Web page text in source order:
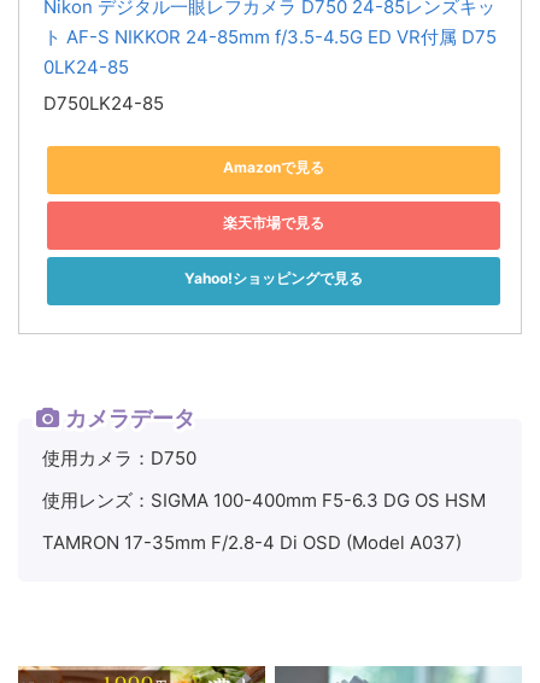
Nikon デジタル一眼レフカメラ D750 24-85レンズキッ
ト AF-S NIKKOR 24-85mm f/3.5-4.5G ED VR付属 D75
0LK24-85
D750LK24-85
Amazonで見る
楽天市場で見る
Yahoo!ショッピングで見る
カメラデータ
使用カメラ：D750
使用レンズ：SIGMA 100-400mm F5-6.3 DG OS HSM
TAMRON 17-35mm F/2.8-4 Di OSD (Model A037)